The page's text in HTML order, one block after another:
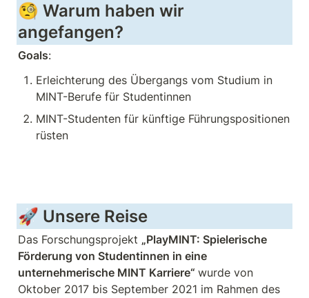
🧐 Warum haben wir
angefangen?
Goals:
Erleichterung des Übergangs vom Studium in
MINT-Berufe für Studentinnen
MINT-Studenten für künftige Führungspositionen
rüsten
🚀 Unsere Reise
Das Forschungsprojekt „PlayMINT: Spielerische
Förderung von Studentinnen in eine
unternehmerische MINT Karriere“ wurde von
Oktober 2017 bis September 2021 im Rahmen des